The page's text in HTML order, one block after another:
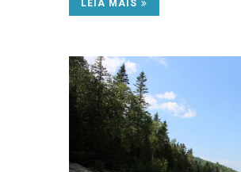
LEIA MAIS